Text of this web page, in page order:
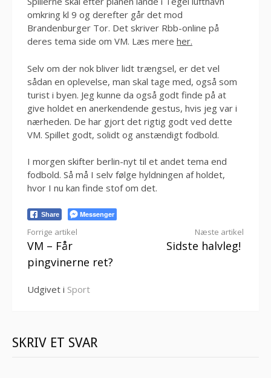
omkring kl 9 og derefter går det mod
Brandenburger Tor. Det skriver Rbb-online på
deres tema side om VM. Læs mere her.
Selv om der nok bliver lidt trængsel, er det vel
sådan en oplevelse, man skal tage med, også som
turist i byen. Jeg kunne da også godt finde på at
give holdet en anerkendende gestus, hvis jeg var i
nærheden. De har gjort det rigtig godt ved dette
VM. Spillet godt, solidt og anstændigt fodbold.
I morgen skifter berlin-nyt til et andet tema end
fodbold. Så må I selv følge hyldningen af holdet,
hvor I nu kan finde stof om det.
Share Messenger
Læs
videre
Forrige artikel
VM – Får
pingvinerne ret?
Næste artikel
Sidste halvleg!
Udgivet i Sport
SKRIV ET SVAR